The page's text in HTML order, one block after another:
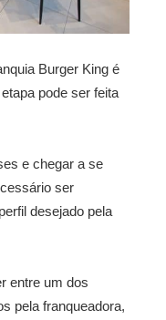
Burger King é
pode ser feita
e chegar a se
ser
desejado pela
entre um dos
pela franqueadora,